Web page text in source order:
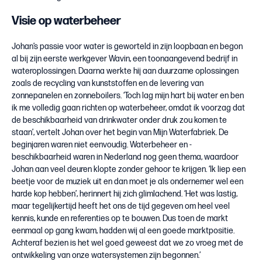
Visie op waterbeheer
Johan’s passie voor water is geworteld in zijn loopbaan en begon
al bij zijn eerste werkgever Wavin, een toonaangevend bedrijf in
wateroplossingen. Daarna werkte hij aan duurzame oplossingen
zoals de recycling van kunststoffen en de levering van
zonnepanelen en zonneboilers. ‘Toch lag mijn hart bij water en ben
ik me volledig gaan richten op waterbeheer, omdat ik voorzag dat
de beschikbaarheid van drinkwater onder druk zou komen te
staan’, vertelt Johan over het begin van Mijn Waterfabriek. De
beginjaren waren niet eenvoudig. Waterbeheer en -
beschikbaarheid waren in Nederland nog geen thema, waardoor
Johan aan veel deuren klopte zonder gehoor te krijgen. ‘Ik liep een
beetje voor de muziek uit en dan moet je als ondernemer wel een
harde kop hebben’, herinnert hij zich glimlachend. ‘Het was lastig,
maar tegelijkertijd heeft het ons de tijd gegeven om heel veel
kennis, kunde en referenties op te bouwen. Dus toen de markt
eenmaal op gang kwam, hadden wij al een goede marktpositie.
Achteraf bezien is het wel goed geweest dat we zo vroeg met de
ontwikkeling van onze watersystemen zijn begonnen.’